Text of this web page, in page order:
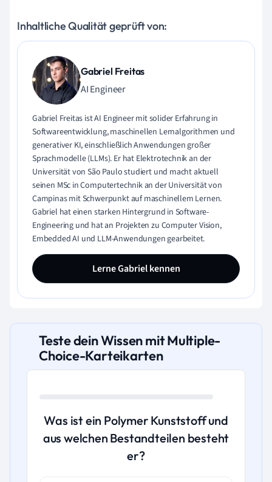
Inhaltliche Qualität geprüft von:
Gabriel Freitas
AI Engineer
Gabriel Freitas ist AI Engineer mit solider Erfahrung in
Softwareentwicklung, maschinellen Lernalgorithmen und
generativer KI, einschließlich Anwendungen großer
Sprachmodelle (LLMs). Er hat Elektrotechnik an der
Universität von São Paulo studiert und macht aktuell
seinen MSc in Computertechnik an der Universität von
Campinas mit Schwerpunkt auf maschinellem Lernen.
Gabriel hat einen starken Hintergrund in Software-
Engineering und hat an Projekten zu Computer Vision,
Embedded AI und LLM-Anwendungen gearbeitet.
Lerne Gabriel kennen
Teste dein Wissen mit Multiple-
Choice-Karteikarten
Was ist ein Polymer Kunststoff und
aus welchen Bestandteilen besteht
er?